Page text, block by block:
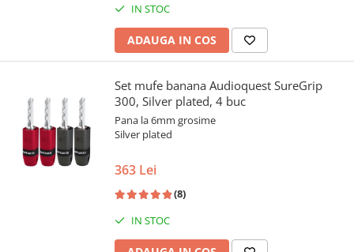
IN STOC
ADAUGA IN COS
Set mufe banana Audioquest SureGrip
300, Silver plated, 4 buc
Pana la 6mm grosime
Silver plated
363 Lei
(8)
IN STOC